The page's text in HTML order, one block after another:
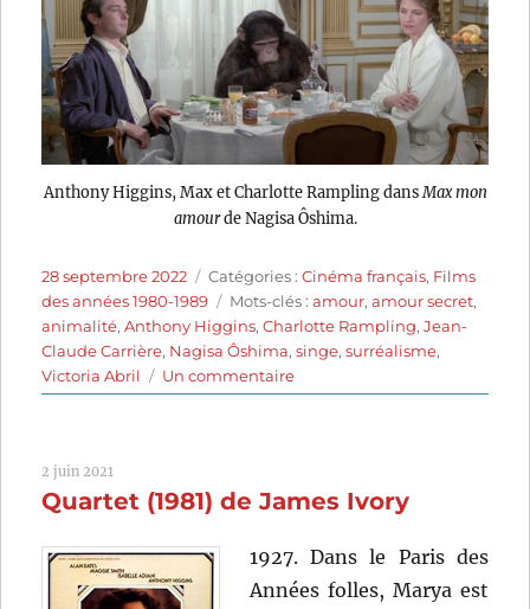
Anthony Higgins, Max et Charlotte Rampling dans Max mon
amourde Nagisa Ôshima.
Publié
le
28 septembre 2022 Catégories
Catégories :Cinéma français, Films
des années 1980-1989
Étiquettes
Mots-clés :amour,amour secret,
animalité,Anthony Higgins,Charlotte Rampling,Jean-
Claude Carrière, Nagisa Ôshima,singe,surréalisme,
Victoria Abril
Un commentairesur
Max
de
Ôshima
2 juin 2021
Quartet (1981) de James Ivory
1927. Dans le Paris des
Années folles, Marya est